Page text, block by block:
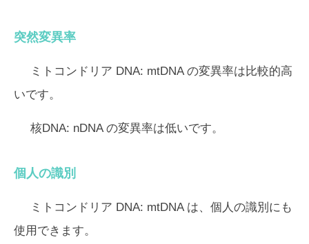
突然変異率
ミトコンドリア DNA: mtDNA の変異率は比較的高
いです。
核DNA: nDNA の変異率は低いです。
個人の識別
ミトコンドリア DNA: mtDNA は、個人の識別にも
使用できます。